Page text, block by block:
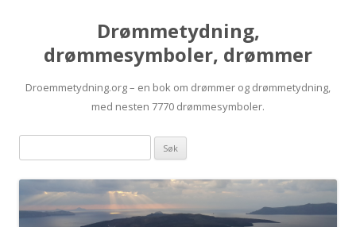
Drømmetydning,
drømmesymboler, drømmer
Droemmetydning.org – en bok om drømmer og drømmetydning,
med nesten 7770 drømmesymboler.
Skip
content
søk: